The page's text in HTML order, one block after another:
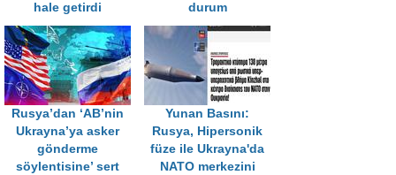
hale getirdi
durum
Rusya’dan ‘AB’nin
Ukrayna’ya asker
gönderme
söylentisine’ sert
Yunan Basını:
Rusya, Hipersonik
füze ile Ukrayna'da
NATO merkezini